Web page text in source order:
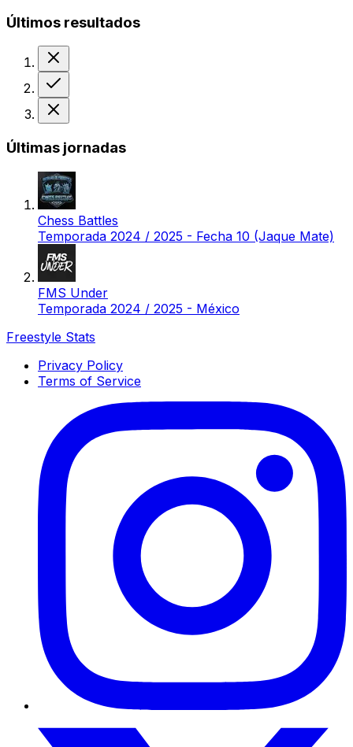
Últimos resultados
Últimas jornadas
Chess Battles
Temporada 2024 / 2025 - Fecha 10 (Jaque Mate)
FMS Under
Temporada 2024 / 2025 - México
Freestyle Stats
Privacy Policy
Terms of Service